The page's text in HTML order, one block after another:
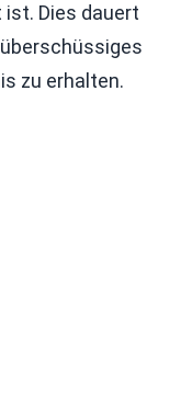
ist. Dies dauert
zu erhalten.